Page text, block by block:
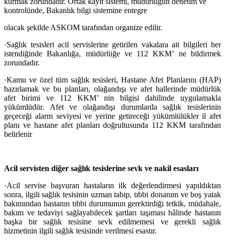
kontrolünde, Bakanlık bilgi sistemine entegre
olacak şekilde ASKOM tarafından organize edilir.
·Sağlık tesisleri acil servislerine getirilen vakalara ait bilgileri her
istendiğinde Bakanlığa, müdürlüğe ve 112 KKM’ ne bildirmek
zorundadır.
·Kamu ve özel tüm sağlık tesisleri, Hastane Afet Planlarını (HAP)
hazırlamak ve bu planları, olağandışı ve afet hallerinde müdürlük
afet birimi ve 112 KKM’ nin bilgisi dahilinde uygulamakla
yükümlüdür. Afet ve olağandışı durumlarda sağlık tesislerinin
geçeceği alarm seviyesi ve yerine getireceği yükümlülükler il afet
planı ve hastane afet planları doğrultusunda 112 KKM tarafından
belirlenir
Acil servisten diğer sağlık tesislerine sevk ve nakil esasları
·Acil servise başvuran hastaların ilk değerlendirmesi yapıldıktan
sonra, ilgili sağlık tesisinin uzman tabip, tıbbi donanım ve boş yatak
bakımından hastanın tıbbi durumunun gerektirdiği tetkik, müdahale,
bakım ve tedaviyi sağlayabilecek şartları taşıması hâlinde hastanın
başka bir sağlık tesisine sevk edilmemesi ve gerekli sağlık
hizmetinin ilgili sağlık tesisinde verilmesi esastır.